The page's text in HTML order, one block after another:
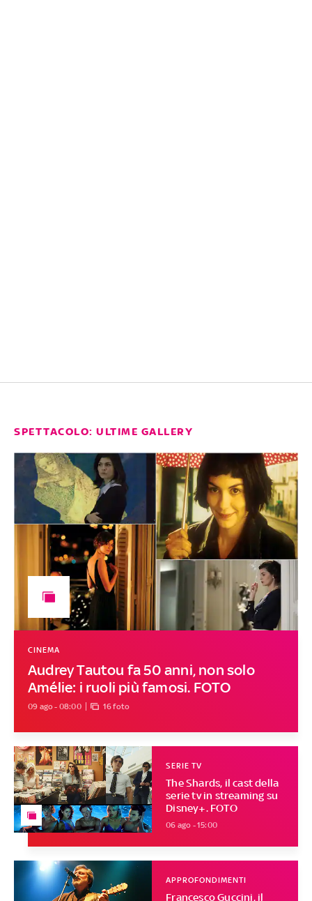
SPETTACOLO: ULTIME GALLERY
Audrey Tautou fa 50 anni, non solo
Amélie: i ruoli più famosi. FOTO
CINEMA
09 ago - 08:00 16 foto
The Shards, il cast della
serie tv in streaming su
Disney+. FOTO
SERIE TV
06 ago - 15:00
Francesco Guccini, il
APPROFONDIMENTI